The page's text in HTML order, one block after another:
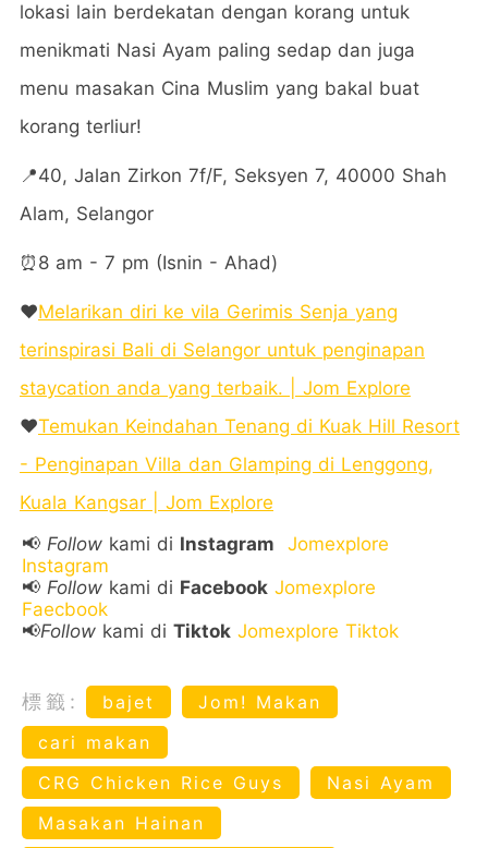
lokasi lain berdekatan dengan korang untuk
menikmati Nasi Ayam paling sedap dan juga
menu masakan Cina Muslim yang bakal buat
korang terliur!
📍40, Jalan Zirkon 7f/F, Seksyen 7, 40000 Shah
Alam, Selangor
⏰8 am - 7 pm (Isnin - Ahad)
❤️Melarikan diri ke vila Gerimis Senja yang
terinspirasi Bali di Selangor untuk penginapan
staycation anda yang terbaik. | Jom Explore
❤️Temukan Keindahan Tenang di Kuak Hill Resort
- Penginapan Villa dan Glamping di Lenggong,
Kuala Kangsar | Jom Explore
📢 Follow kami di Instagram
Jomexplore
Instagram
📢 Follow kami di Facebook Jomexplore
Faecbook
📢Follow kami di Tiktok Jomexplore Tiktok
標籤: bajet
Jom! Makan
cari makan
CRG Chicken Rice Guys
Nasi Ayam
Masakan Hainan